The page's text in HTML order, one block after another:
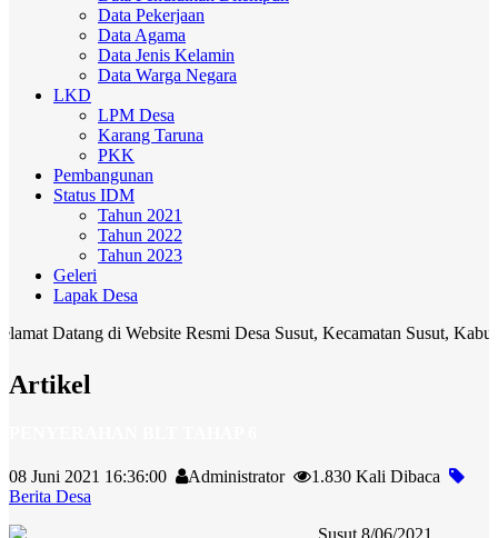
Data Pekerjaan
Data Agama
Data Jenis Kelamin
Data Warga Negara
LKD
LPM Desa
Karang Taruna
PKK
Pembangunan
Status IDM
Tahun 2021
Tahun 2022
Tahun 2023
Geleri
Lapak Desa
di Website Resmi Desa Susut, Kecamatan Susut, Kabupaten
Artikel
08 Juni 2021 16:36:00 Administrator
1.830 Kali Dibaca
Berita Desa